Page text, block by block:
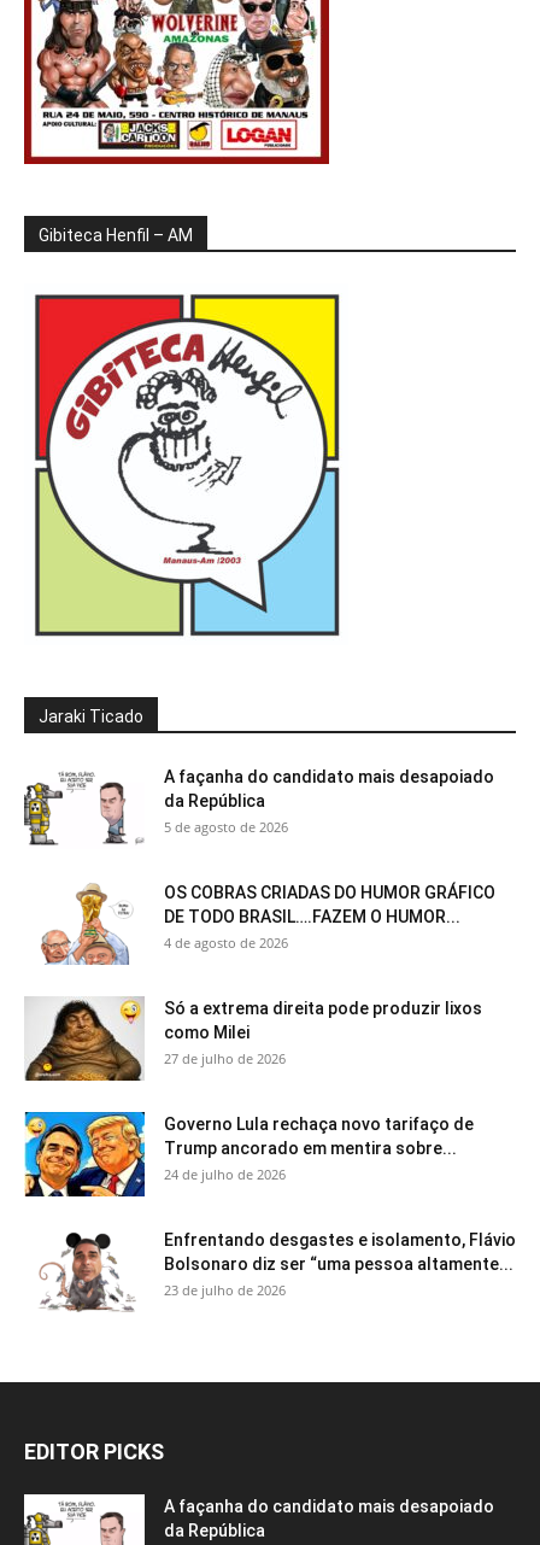
Gibiteca Henfil – AM
Jaraki Ticado
A façanha do candidato mais desapoiado
da República
5 de agosto de 2026
OS COBRAS CRIADAS DO HUMOR GRÁFICO
DE TODO BRASIL….FAZEM O HUMOR...
4 de agosto de 2026
Só a extrema direita pode produzir lixos
como Milei
27 de julho de 2026
Governo Lula rechaça novo tarifaço de
Trump ancorado em mentira sobre...
24 de julho de 2026
Enfrentando desgastes e isolamento, Flávio
Bolsonaro diz ser “uma pessoa altamente...
23 de julho de 2026
EDITOR PICKS
A façanha do candidato mais desapoiado
da República